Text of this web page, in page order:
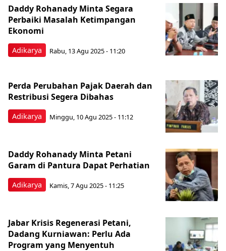
Adikarya
Daddy Rohanady Minta Segara
Perbaiki Masalah Ketimpangan
Ekonomi
Rabu, 13 Agu 2025 - 11:20
Adikarya
Perda Perubahan Pajak Daerah dan
Restribusi Segera Dibahas
Minggu, 10 Agu 2025 - 11:12
Adikarya
Daddy Rohanady Minta Petani
Garam di Pantura Dapat Perhatian
Kamis, 7 Agu 2025 - 11:25
Jabar Krisis Regenerasi Petani,
Dadang Kurniawan: Perlu Ada
Program yang Menyentuh